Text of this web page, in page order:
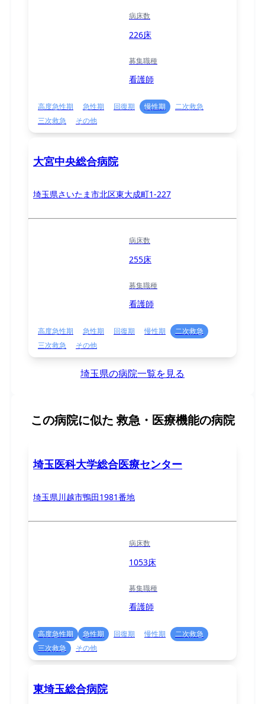
病床数
226床
募集職種
看護師
高度急性期 急性期 回復期 慢性期
二次救急
三次救急
その他
大宮中央総合病院
埼玉県さいたま市北区東大成町1-227
病床数
255床
募集職種
看護師
高度急性期 急性期 回復期 慢性期
二次救急
三次救急
その他
埼玉県の病院一覧を見る
この病院に似た 救急・医療機能の病院
埼玉医科大学総合医療センター
埼玉県川越市鴨田1981番地
病床数
1053床
募集職種
看護師
高度急性期 急性期 回復期 慢性期
二次救急
三次救急
その他
東埼玉総合病院